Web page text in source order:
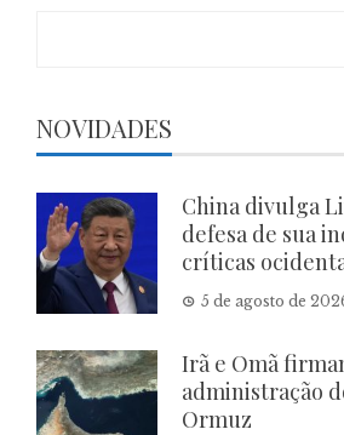
NOVIDADES
China divulga
defesa de sua
críticas
5 de agosto de
Irã e Omã
administração
Ormuz